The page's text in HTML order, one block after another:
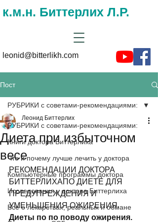
к.м.н. Биттерлих Л.Р.
leonid@bitterlikh.com
Пост
РУБРИКИ с советами-рекомендациями:
Книги доктора Биттерлиха
Что и почему лучше лечить у доктора
Компьютерные программы доктора
Исследования у доктора Биттерлиха
Все о лекарствах, реальных и обмане
РУБРИКИ с советами-рекомендациями:
Диета при избыточном
весе
Леонид Биттерлих
РЕКОМЕНДАЦИИ ДОКТОРА
БИТТЕРЛИХАПО ДИЕТЕ ДЛЯ
ПРЕДУПРЕЖДЕНИЯ И
УМЕНЬШЕНИЯ ОЖИРЕНИЯ.
Диеты по по поводу ожирения.